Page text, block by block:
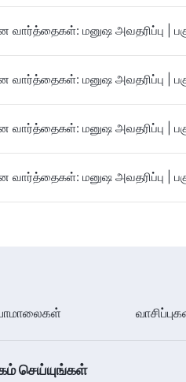
வார்த்தைகள்: மனுஷ அவதரிப்பு |
வார்த்தைகள்: மனுஷ அவதரிப்பு |
வார்த்தைகள்: மனுஷ அவதரிப்பு |
வார்த்தைகள்: மனுஷ அவதரிப்பு |
செய்யுங்கள்